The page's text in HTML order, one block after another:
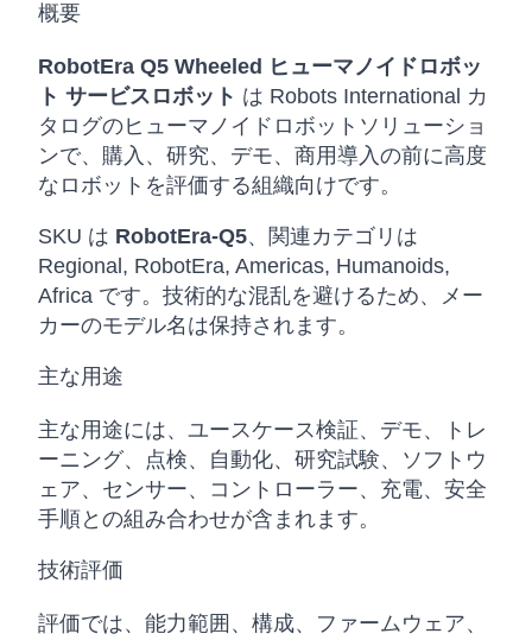
概要
RobotEra Q5 Wheeled ヒューマノイドロボッ
ト サービスロボット は Robots International カ
タログのヒューマノイドロボットソリューショ
ンで、購入、研究、デモ、商用導入の前に高度
なロボットを評価する組織向けです。
SKU は RobotEra-Q5、関連カテゴリは
Regional, RobotEra, Americas, Humanoids,
Africa です。技術的な混乱を避けるため、メー
カーのモデル名は保持されます。
主な用途
主な用途には、ユースケース検証、デモ、トレ
ーニング、点検、自動化、研究試験、ソフトウ
ェア、センサー、コントローラー、充電、安全
手順との組み合わせが含まれます。
技術評価
評価では、能力範囲、構成、ファームウェア、